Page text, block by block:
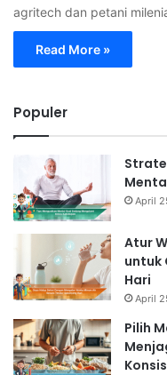
agritech dan petani
Read More »
Populer
April
Atur
untuk
Hari
April
Pilih